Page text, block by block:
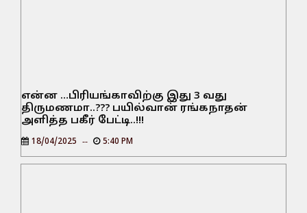
என்ன …பிரியங்காவிற்கு இது 3 வது
திருமணமா..??? பயில்வான் ரங்கநாதன்
அளித்த பகீர் பேட்டி..!!!
18/04/2025 5:40 PM